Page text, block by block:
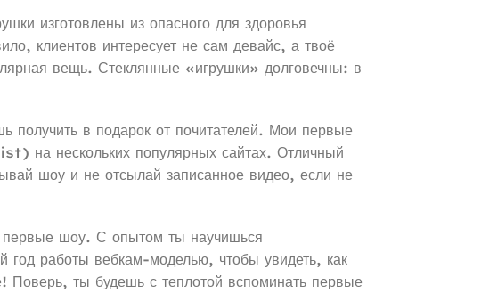
изготовлены из опасного для здоровья
клиентов интересует не сам девайс, а твоё
вещь. Стеклянные «игрушки» долговечны: в
получить в подарок от почитателей. Мои первые
на нескольких популярных сайтах. Отличный
шоу и не отсылай записанное видео, если не
первые шоу. С опытом ты научишься
работы вебкам-моделью, чтобы увидеть, как
Поверь, ты будешь с теплотой вспоминать первые